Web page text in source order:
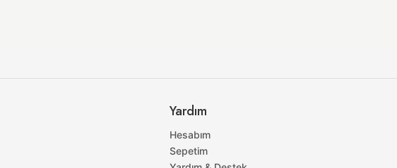
Yardım
Hesabım
Sepetim